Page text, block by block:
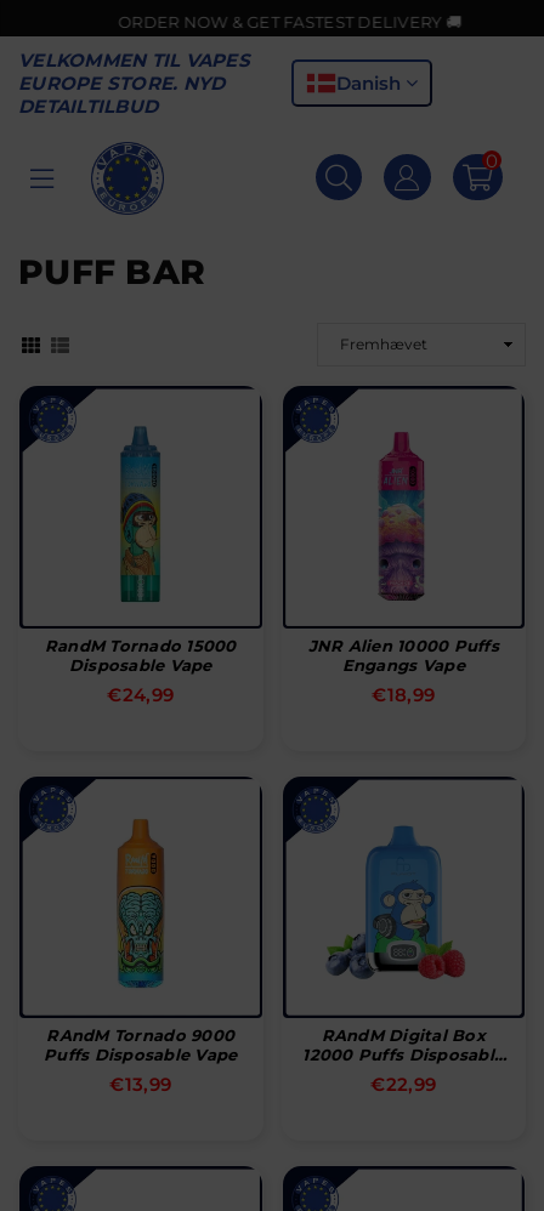
NOW & GET FASTEST DELIVERY 🚚
VELKOMMEN TIL VAPES
EUROPE STORE. NYD
DETAILTILBUD
Danish
VAPES
0
PUFF BAR
RandM Tornado 15000
Disposable Vape
Normal
€24,99
JNR Alien 10000 Puffs
Engangs Vape
Normal
€18,99
RAndM Tornado 9000
Puffs Disposable Vape
Normal
€13,99
RAndM Digital Box
12000 Puffs Disposable
Vape
Normal
€22,99